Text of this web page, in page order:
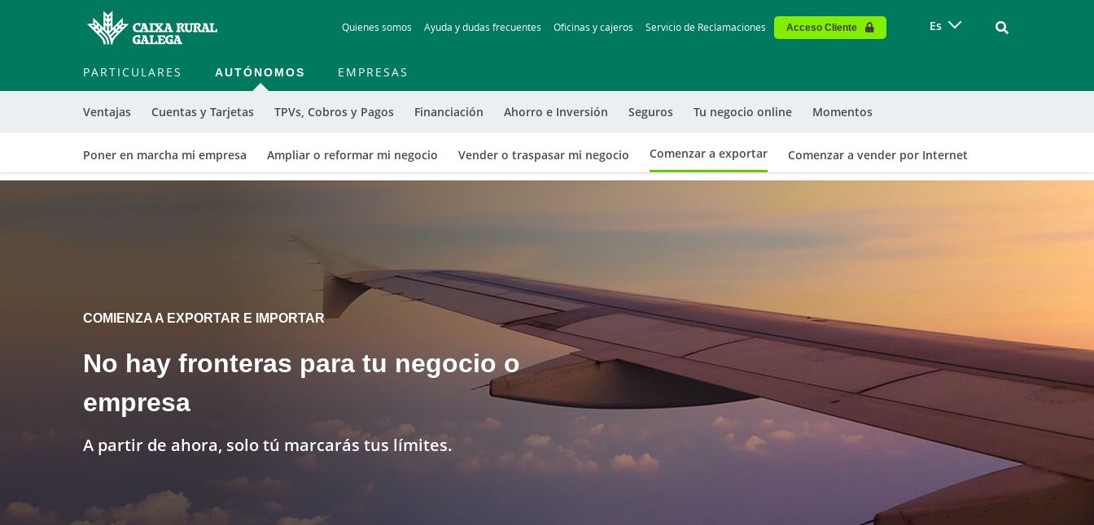
to
Quienes somos Ayuda y dudas frecuentes Oficinas y cajeros Servicio de Reclamaciones Acceso Cliente Es Vinculo -
PARTICULARES AUTÓNOMOS
Ventajas Cuentas y Tarjetas TPVs, Cobros y Pagos Financiación Ahorro e Inversión Seguros Tu negocio online Momentos
Poner en marcha mi empresa Ampliar o reformar mi negocio Vender o traspasar mi negocio Comenzar a exportar Comenzar a vender por Internet
EMPRESAS
COMIENZA A EXPORTAR E IMPORTAR
No hay fronteras para tu negocio o
empresa
A partir de ahora, solo tú marcarás tus límites.